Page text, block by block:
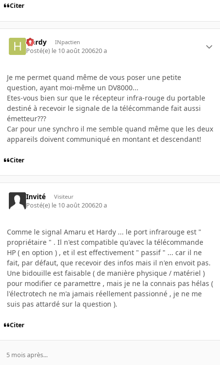
Citer
Hardy INpactien
Posté(e) le 10 août 200620 a
Je me permet quand même de vous poser une petite
question, ayant moi-même un DV8000...
Etes-vous bien sur que le récepteur infra-rouge du portable
destiné à recevoir le signale de la télécommande fait aussi
émetteur???
Car pour une synchro il me semble quand même que les deux
appareils doivent communiqué en montant et descendant!
Citer
Invité Visiteur
Posté(e) le 10 août 200620 a
Comme le signal Amaru et Hardy ... le port infrarouge est "
propriétaire " . Il n'est compatible qu'avec la télécommande
HP ( en option ) , et il est effectivement " passif " ... car il ne
fait, par défaut, que recevoir des infos mais il n'en envoit pas.
Une bidouille est faisable ( de manière physique / matériel )
pour modifier ce paramettre , mais je ne la connais pas hélas (
l'électrotech ne m'a jamais réellement passionné , je ne me
suis pas attardé sur la question ).
Citer
5 mois après...